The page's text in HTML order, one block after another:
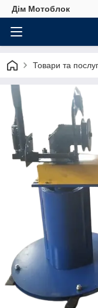
Дім Мотоблок
Товари та